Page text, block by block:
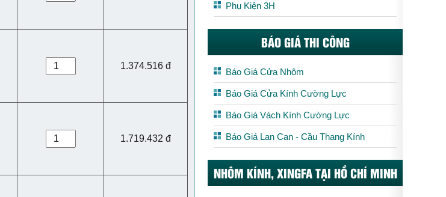
1.374.516 đ
1.719.432 đ
Phụ Kiện 3H
BÁO GIÁ THI CÔNG
Báo Giá Cửa Nhôm
Báo Giá Cửa Kính Cường Lực
Báo Giá Vách Kính Cường Lực
Báo Giá Lan Can - Cầu Thang Kính
NHÔM KÍNH, XINGFA TẠI HỒ CHÍ MINH